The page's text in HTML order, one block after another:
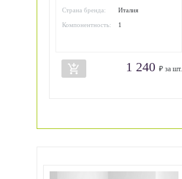
Страна бренда: Италия
Компонентность: 1
add_shopping_cart 1 240₽ за шт.